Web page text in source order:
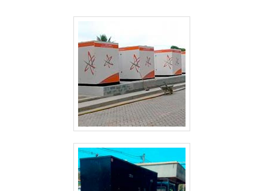
ALUGUEL GERADOR EMERGÊNCIA
ALUGUEL GERADOR DE ENERGIA VALOR
ALUGUEL GERADOR DE ENERGIA PREÇO
ALUGUEL GERADOR DE ENERGIA PREÇO GUARULHOS
ALUGUEL GERADOR CASAMENTO
ALUGUEL DE GRUPO GERADOR SÃO PAULO
ALUGUEL DE GERADORES PEQUENOS SP
ALUGUEL DE GERADORES PARA EVENTOS SÃO PAULO
ALUGUEL DE GERADORES DE ENERGIA A DIESEL SÃO PAULO